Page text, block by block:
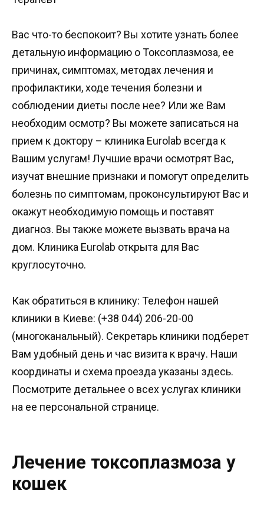
Вас что-то беспокоит? Вы хотите узнать более
детальную информацию о Токсоплазмоза, ее
причинах, симптомах, методах лечения и
профилактики, ходе течения болезни и
соблюдении диеты после нее? Или же Вам
необходим осмотр? Вы можете записаться на
прием к доктору – клиника Eurolab всегда к
Вашим услугам! Лучшие врачи осмотрят Вас,
изучат внешние признаки и помогут определить
болезнь по симптомам, проконсультируют Вас и
окажут необходимую помощь и поставят
диагноз. Вы также можете вызвать врача на
дом. Клиника Eurolab открыта для Вас
круглосуточно.
Как обратиться в клинику: Телефон нашей
клиники в Киеве: (+38 044) 206-20-00
(многоканальный). Секретарь клиники подберет
Вам удобный день и час визита к врачу. Наши
координаты и схема проезда указаны здесь.
Посмотрите детальнее о всех услугах клиники
на ее персональной странице.
Лечение токсоплазмоза у
кошек